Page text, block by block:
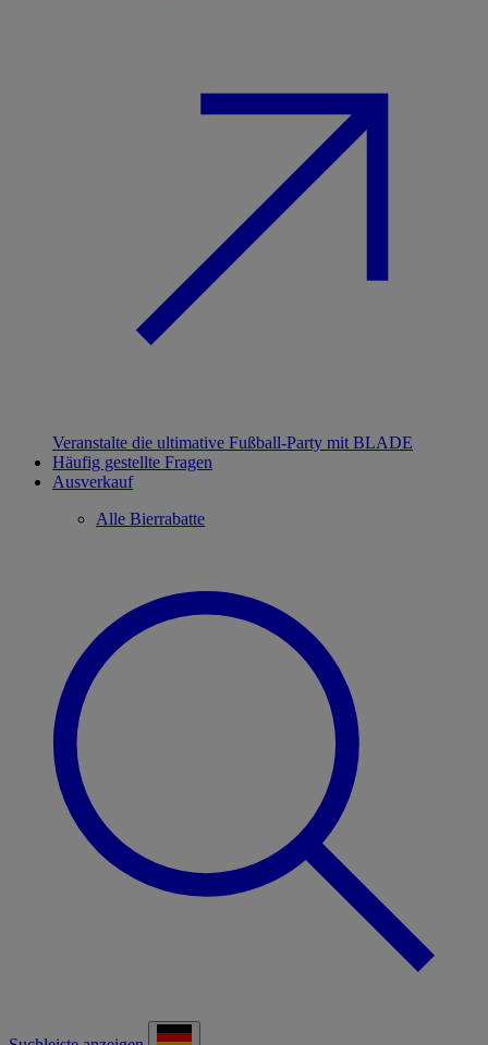
Veranstalte die ultimative Fußball-Party mit BLADE
Häufig gestellte Fragen
Ausverkauf
Alle Bierrabatte